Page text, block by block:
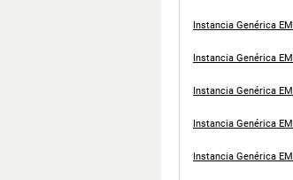
Instancia Genérica
Instancia Genérica
Instancia Genérica
Instancia Genérica
Instancia Genérica